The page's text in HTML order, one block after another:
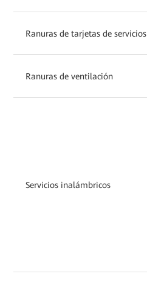
Ranuras de tarjetas de servicios
Ranuras de ventilación
Servicios inalámbricos